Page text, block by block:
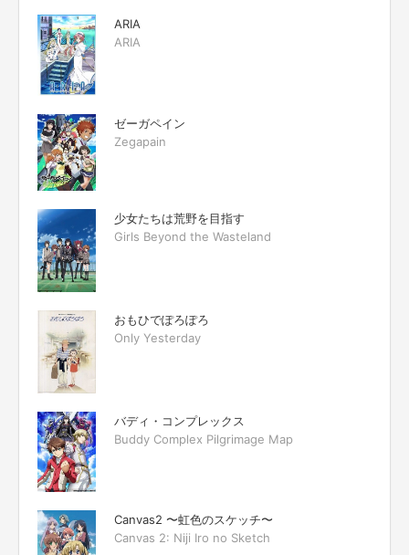
ARIA
ARIA
ゼーガペイン
Zegapain
少女たちは荒野を目指す
Girls Beyond the Wasteland
おもひでぽろぽろ
Only Yesterday
バディ・コンプレックス
Buddy Complex Pilgrimage Map
Canvas2 〜虹色のスケッチ〜
Canvas 2: Niji Iro no Sketch